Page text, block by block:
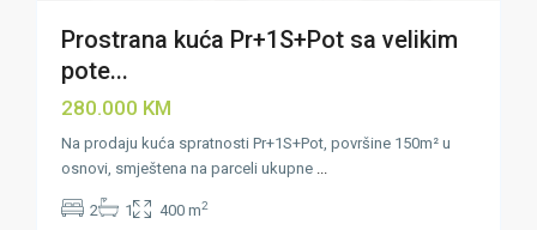
Prostrana kuća Pr+1S+Pot sa velikim
pote...
280.000 KM
Na prodaju kuća spratnosti Pr+1S+Pot, površine 150m² u
osnovi, smještena na parceli ukupne
2 1 400 m2